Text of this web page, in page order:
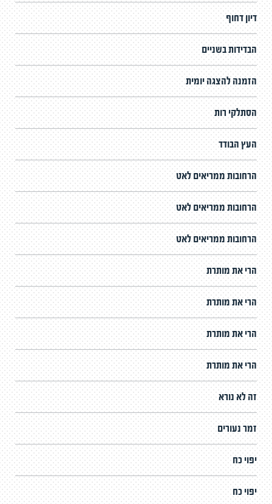
דיון דחוף
הבדידות בשניים
הזמנה להצגה יומית
הסתלקי רות
העץ הבודד
הרחובות ממריאים לאט
הרחובות ממריאים לאט
הרחובות ממריאים לאט
הרי את מותרת
הרי את מותרת
הרי את מותרת
הרי את מותרת
זה לא נורא
זמר נעורים
יפוי כח
יפוי כח